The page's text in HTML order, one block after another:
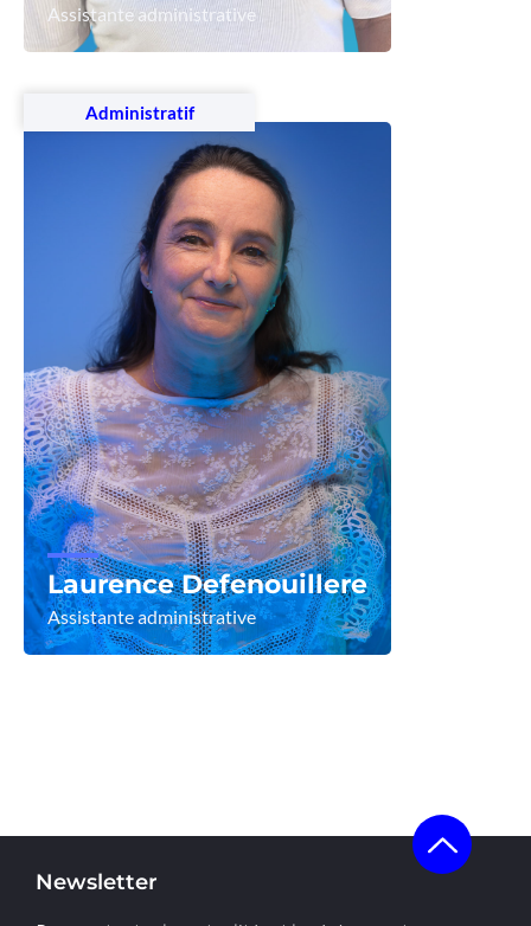
Assistante administrative
Administratif
Laurence Defenouillere
Assistante administrative
Newsletter